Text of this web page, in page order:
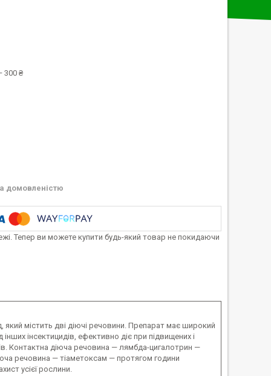
300 ₴
домовленістю
Тепер ви можете купити будь-який товар не покидаючи
містить дві діючі речовини. Препарат має широкий
інсектицидів, ефективно діє при підвищених і
Контактна діюча речовина — лямбда-цигалотрин —
речовина — тіаметоксам — протягом години
усієї рослини.